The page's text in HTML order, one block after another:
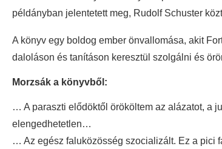
példányban jelentetett meg, Rudolf Schuster
A könyv egy boldog ember önvallomása, akit
daloláson és tanításon keresztül szolgálni és
Morzsák a könyvből:
… A paraszti elődöktől örököltem az alázatot, a
elengedhetetlen…
… Az egész faluközösség szocializált. Ez a pici